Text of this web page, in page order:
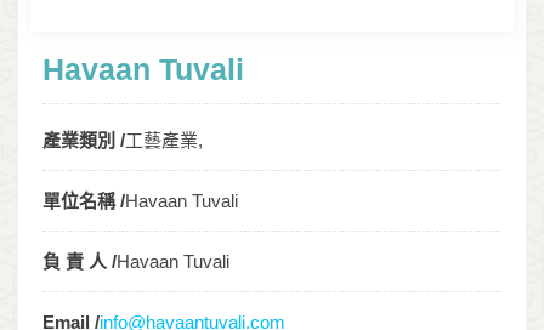
Havaan Tuvali
產業類別 /工藝產業,
單位名稱 /Havaan Tuvali
負 責 人 /Havaan Tuvali
Email /info@havaantuvali.com